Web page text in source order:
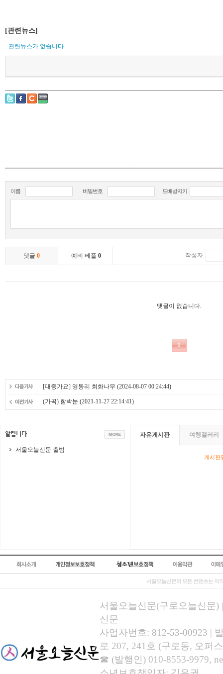
[관련뉴스]
- 관련뉴스가 없습니다.
[대중가요] 영동리 회화나무 (2024-08-07 00:24:44)
(가곡) 함박눈 (2021-11-27 22:14:41)
서울오늘신문 출범
자유게시판 여행갤러리
게시판
서울오늘신문의 모든 컨텐츠는 저
서울오늘신문(구로오늘신문)
신문
사업자번호: 812-53-00923 |
로 207, 241호 (구로동, 오퍼
☎ (발행인) 010-8553-9979,